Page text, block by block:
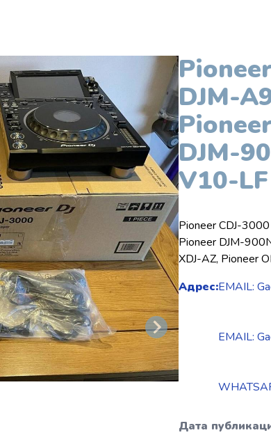
DJM-
DJM-
V10-
Pioneer CDJ-
Pioneer DJM-
XDJ-AZ, Pioneer
Адрес:EMAIL:
EMAIL:
Дата